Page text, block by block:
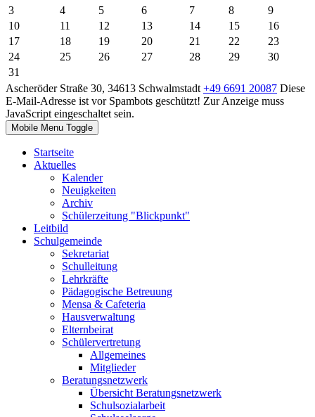
3
4 5 6 7 8
9
10
11 12 13 14 15
16
17
18 19 20 21 22
23
24
25 26 27 28 29
30
31
Ascheröder Straße 30, 34613 Schwalmstadt +49 6691 20087 Diese
E-Mail-Adresse ist vor Spambots geschützt! Zur Anzeige muss
JavaScript eingeschaltet sein.
Mobile Menu Toggle
Startseite
Aktuelles
Kalender
Neuigkeiten
Archiv
Schülerzeitung "Blickpunkt"
Leitbild
Schulgemeinde
Sekretariat
Schulleitung
Lehrkräfte
Pädagogische Betreuung
Mensa & Cafeteria
Hausverwaltung
Elternbeirat
Schülervertretung
Allgemeines
Mitglieder
Beratungsnetzwerk
Übersicht Beratungsnetzwerk
Schulsozialarbeit